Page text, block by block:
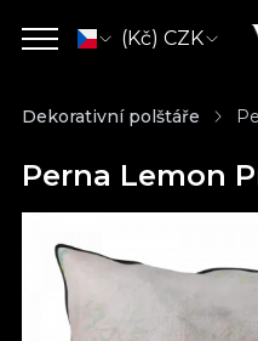
(Kč) CZK
Dekorativní polštáře
Perna Lemon